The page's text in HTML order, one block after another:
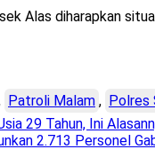
Alas diharapkan
Patroli Malam , Polres
29 Tahun, Ini
2.713 Personel